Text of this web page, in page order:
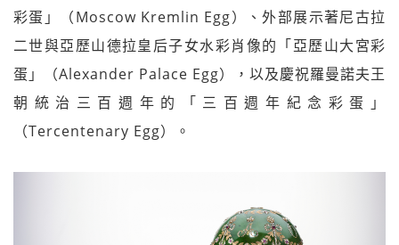
彩蛋」（Moscow Kremlin Egg）、外部展示著尼古拉
二世與亞歷山德拉皇后子女水彩肖像的「亞歷山大宮彩
蛋」（Alexander Palace Egg），以及慶祝羅曼諾夫王
朝統治三百週年的「三百週年紀念彩蛋」
（Tercentenary Egg）。